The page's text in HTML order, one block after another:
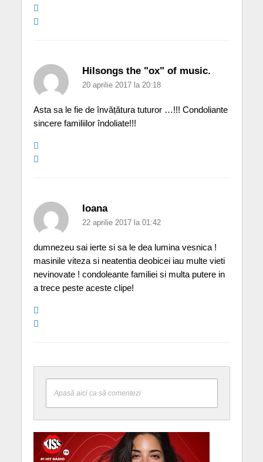
Hilsongs the "ox" of music.
20 aprilie 2017 la 20:18
Asta sa le fie de învățătura tuturor …!!! Condoliante
sincere familiilor îndoliate!!!
Ioana
22 aprilie 2017 la 01:42
dumnezeu sai ierte si sa le dea lumina vesnica !
masinile viteza si neatentia deobicei iau multe vieti
nevinovate ! condoleante familiei si multa putere in
a trece peste aceste clipe!
Apasă aici ca să comentezi